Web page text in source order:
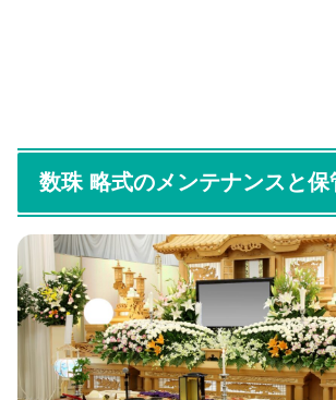
数珠 略式のメンテナンスと保